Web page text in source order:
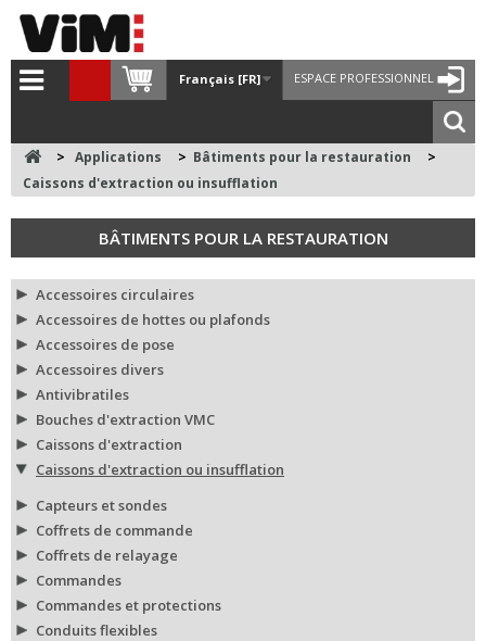
ESPACE PROFESSIONNEL
Français [FR]
> Applications > Bâtiments pour la restauration
>
Caissons d'extraction ou insufflation
BÂTIMENTS POUR LA RESTAURATION
Accessoires circulaires
Accessoires de hottes ou plafonds
Accessoires de pose
Accessoires divers
Antivibratiles
Bouches d'extraction VMC
Caissons d'extraction
Caissons d'extraction ou insufflation
Capteurs et sondes
Coffrets de commande
Coffrets de relayage
Commandes
Commandes et protections
Conduits flexibles